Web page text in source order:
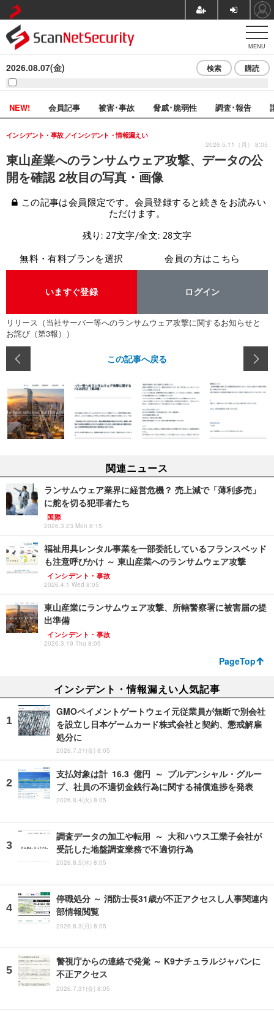
MENU
2026.08.07(金) 検索 購読
NEW! 会員記事 被害･事故 脅威･脆弱性 調査･報告
東山産業へのランサムウェア攻撃、データの公
開を確認 2枚目の写真・画像
インシデント・事故 インシデント・情報漏えい
2026.5.11（月） 8:05
この記事は会員限定です。会員登録すると続きをお読みい
ただけます。
残り: 27文字/全文: 28文字
無料・有料プランを選択
いますぐ登録
会員の方はこちら
ログイン
リリース（当社サーバー等へのランサムウェア攻撃に関するお知らせと
お詫び（第3報））
この記事へ戻る
関連ニュース
ランサムウェア業界に経営危機？ 売上減で「薄利多売」
に舵を切る犯罪者たち
国際
2026.3.23 Mon 8:15
福祉用具レンタル事業を一部委託しているフランスベッド
も注意呼びかけ ～ 東山産業へのランサムウェア攻撃
インシデント・事故
2026.4.1 Wed 8:05
東山産業にランサムウェア攻撃、所轄警察署に被害届の提
出準備
インシデント・事故
2026.3.19 Thu 8:05
PageTop
インシデント・情報漏えい人気記事
GMOペイメントゲートウェイ元従業員が無断で別会社
を設立し日本ゲームカード株式会社と契約、懲戒解雇
処分に
2026.7.31(金) 8:05
支払対象は計 16.3 億円 ～ プルデンシャル・グルー
プ、社員の不適切金銭行為に関する補償進捗を発表
2026.8.4(火) 8:05
調査データの加工や転用 ～ 大和ハウス工業子会社が
受託した地盤調査業務で不適切行為
2026.8.5(水) 8:05
停職処分 ～ 消防士長31歳が不正アクセスし人事関連内
部情報閲覧
2026.8.3(月) 8:05
警視庁からの連絡で発覚 ～ K9ナチュラルジャパンに
不正アクセス
2026.7.31(金) 8:05